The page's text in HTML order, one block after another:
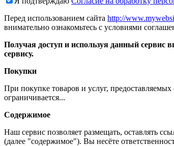
Перед использованием сайта http://
внимательно ознакомьтесь с условиями
Получая доступ и используя данный сервис
сервису.
Покупки
При покупке товаров и услуг,
ограничивается...
Содержимое
Наш сервис позволяет размещать, оставлять
(далее "содержимое"). Вы несёте